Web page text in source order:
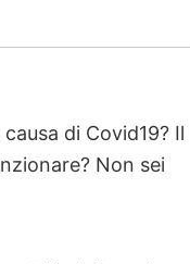
di Covid19? Il
Non sei